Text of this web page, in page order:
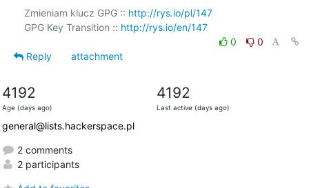
Zmieniam klucz GPG :: http://rys.io/pl/147
GPG Key Transition :: http://rys.io/en/147
0
0
Reply
attachment
4192
Age (days ago)
4192
Last active (days ago)
general@lists.hackerspace.pl
2 comments
2 participants